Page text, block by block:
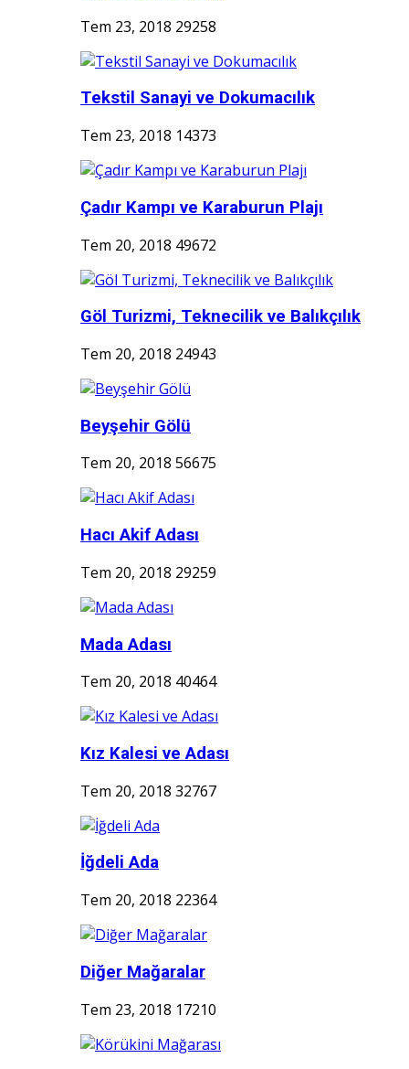
Tem 23, 2018 29258
Tekstil Sanayi ve Dokumacılık
Tem 23, 2018 14373
Çadır Kampı ve Karaburun Plajı
Tem 20, 2018 49672
Göl Turizmi, Teknecilik ve Balıkçılık
Tem 20, 2018 24943
Beyşehir Gölü
Tem 20, 2018 56675
Hacı Akif Adası
Tem 20, 2018 29259
Mada Adası
Tem 20, 2018 40464
Kız Kalesi ve Adası
Tem 20, 2018 32767
İğdeli Ada
Tem 20, 2018 22364
Diğer Mağaralar
Tem 23, 2018 17210